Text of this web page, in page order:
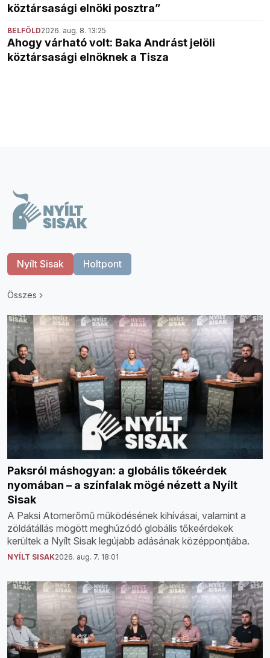
köztársasági elnöki posztra”
BELFÖLD2026. aug. 8. 13:25
Ahogy várható volt: Baka Andrást jelöli
köztársasági elnöknek a Tisza
Nyílt Sisak Holtpont
Összes
Paksról máshogyan: a globális tőkeérdek
nyomában – a színfalak mögé nézett a Nyílt
Sisak
A Paksi Atomerőmű működésének kihívásai, valamint a
zöldátállás mögött meghúzódó globális tőkeérdekek
kerültek a Nyílt Sisak legújabb adásának középpontjába.
NYÍLT SISAK2026. aug. 7. 18:01